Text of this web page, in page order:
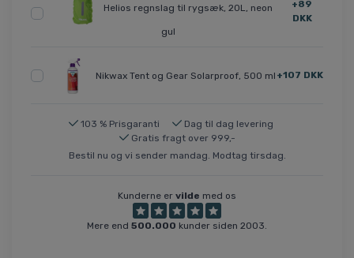
Helios regnslag til rygsæk, 20L, neon
gul
+89
DKK
Nikwax Tent og Gear Solarproof, 500 ml +107 DKK
103 % Prisgaranti
Dag til dag levering
Gratis fragt over 999,-
Bestil nu og vi sender mandag. Modtag tirsdag.
Kunderne er vilde med os
Mere end 500.000 kunder siden 2003.